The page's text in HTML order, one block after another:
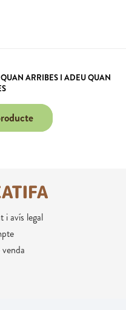
ARRIBES I ADEU QUAN
i avís legal